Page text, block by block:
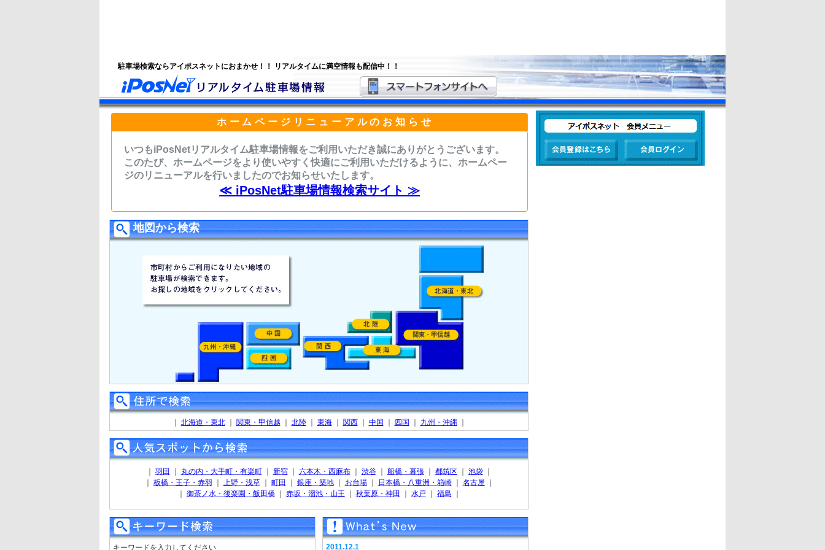
駐車場検索ならアイポスネットにおまかせ！！ リアルタイムに満空情報も配信中！！
ホームページリニューアルのお知らせ
いつもiPosNetリアルタイム駐車場情報をご利用いただき誠にありがとうございます。
このたび、ホームページをより使いやすく快適にご利用いただけるように、ホームペー
ジのリニューアルを行いましたのでお知らせいたします。
≪ iPosNet駐車場情報検索サイト ≫
地図から検索
北海道・東北｜ 関東・甲信越 北陸｜ 東海｜ 関西｜ 中国 四国 九州・沖縄｜
羽田 丸の内・大手町・有楽町｜ 新宿｜ 六本木・西麻布｜ 渋谷｜ 船橋・幕張｜ 都筑区 池袋｜
板橋・王子・赤羽 上野・浅草｜ 町田 銀座・築地｜ お台場｜ 日本橋・八重洲・箱崎｜ 名古屋
御茶ノ水・後楽園・飯田橋｜ 赤坂・溜池・山王 秋葉原・神田 水戸｜ 福島
キーワードを入力してください 2011.12.1